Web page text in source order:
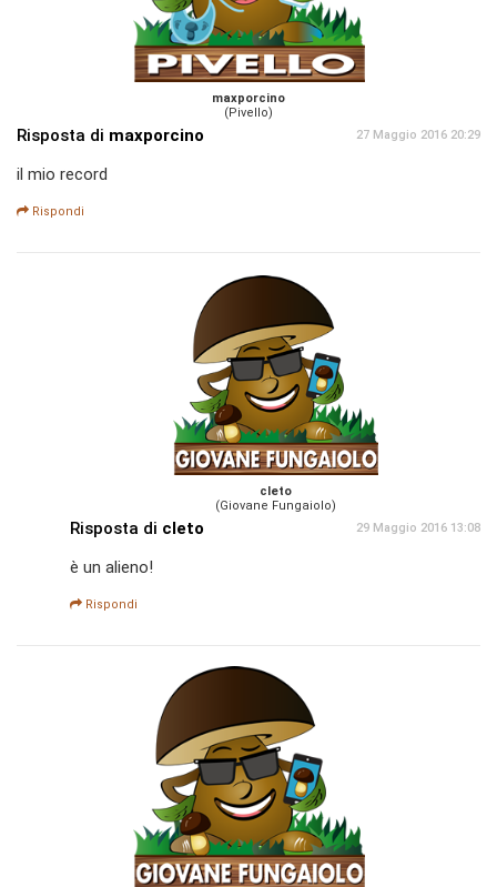
maxporcino
(Pivello)
Risposta di maxporcino 27 Maggio 2016 20:29
il mio record
Rispondi
cleto
(Giovane Fungaiolo)
Risposta di cleto 29 Maggio 2016 13:08
è un alieno!
Rispondi